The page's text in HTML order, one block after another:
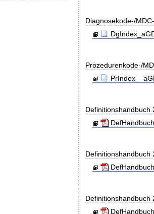
Diagnosekode-/
Prozedurenkode-/
Definitionshandbuch
Definitionshandbuch
Definitionshandbuch